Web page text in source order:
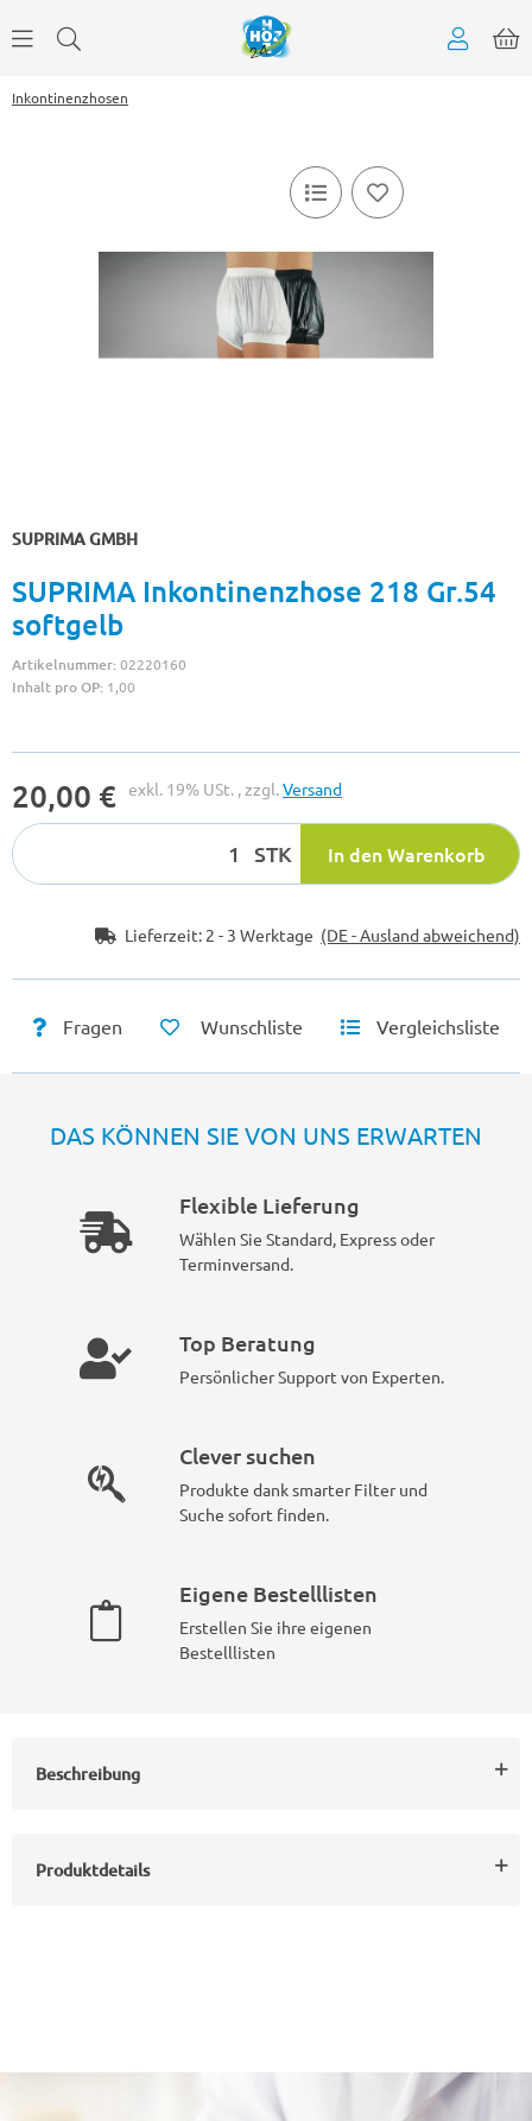
Inkontinenzhosen
SUPRIMA GMBH
SUPRIMA Inkontinenzhose 218 Gr.54
softgelb
Artikelnummer:02220160
Inhalt pro OP: 1,00
20,00 € exkl. 19% USt. , zzgl.Versand
STK In den Warenkorb
Lieferzeit: 2 - 3 Werktage (DE - Ausland abweichend)
Fragen Wunschliste Vergleichsliste
DAS KÖNNEN SIE VON UNS ERWARTEN
Flexible Lieferung
Wählen Sie Standard, Express oder
Terminversand.
Top Beratung
Persönlicher Support von Experten.
Clever suchen
Produkte dank smarter Filter und
Suche sofort finden.
Eigene Bestelllisten
Erstellen Sie ihre eigenen
Bestelllisten
Beschreibung
Produktdetails